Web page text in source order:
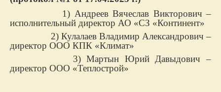
1) Андреев Вячеслав Викторович –
исполнительный директор АО «СЗ «Континент»
2) Кулалаев Владимир Александрович –
директор ООО КПК «Климат»
3) Мартын Юрий Давыдович –
директор ООО «Теплострой»